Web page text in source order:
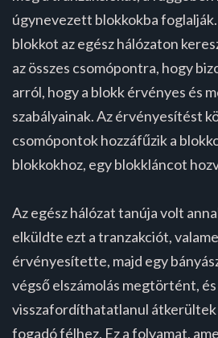
úgynevezett blokkokba
blokkot az egész hálózaton
az összes csomópontra, hogy
arról, hogy a blokk érvényes és
szabályainak. Az érvényesítést
csomópontok hozzáfűzik a
blokkokhoz, egy blokkláncot
Az egész hálózat tanúja volt
elküldte ezt a tranzakciót,
érvényesítette, majd egy
végső elszámolás megtörtént,
visszafordíthatatlanul átkerültek
fogadó félhez. Ez a folyamat,